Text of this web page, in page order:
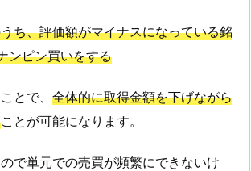
ち、評価額がマイナスになっている銘
ンピン買いをする
とで、 全体的に取得金額を下げながら
ことが可能になります。
で単元での売買が頻繁にできないけ